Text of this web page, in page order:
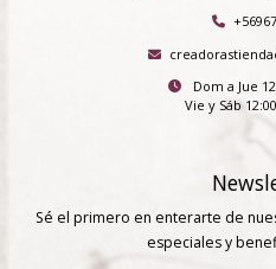
Dom a Jue
Vie y Sáb
Sé el primero en enterarte de
especiales y